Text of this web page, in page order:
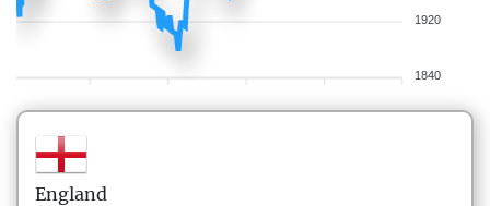
1920
1840
England